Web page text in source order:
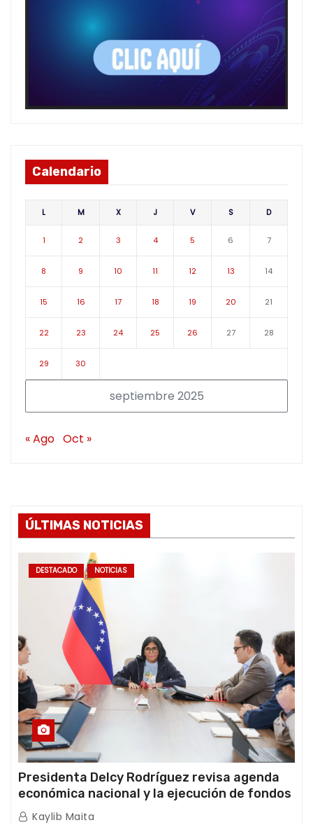
Calendario
septiembre 2025
L M X J V S D
1 2 3 4 5 6 7
8 9 10 11 12 13 14
15 16 17 18 19 20 21
22 23 24 25 26 27 28
29 30
« Ago Oct »
ÚLTIMAS NOTICIAS
DESTACADO NOTICIAS
Presidenta Delcy Rodríguez revisa agenda
económica nacional y la ejecución de fondos
de emergencia post-sismos
Kaylib Maita